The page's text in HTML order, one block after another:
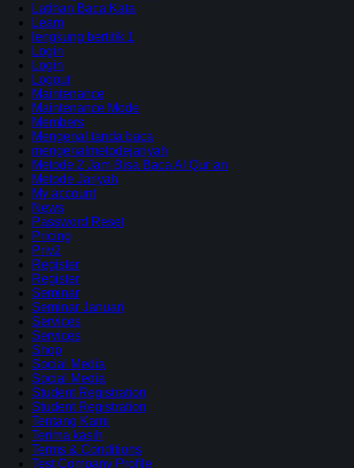
Latihan Baca Kata
Learn
lengkung bertitik 1
Login
Login
Logout
Maintenance
Maintenance Mode
Members
Mengenal tanda baca
mengenalmetodejariyah
Metode 2 Jam Bisa Baca Al Qur’an
Metode Jariyah
My account
News
Password Reset
Pricing
Priv2
Register
Register
Seminar
Seminar Januari
Services
Services
Shop
Social Media
Social Media
Student Registration
Student Registration
Tentang Kami
Terima kasih
Terms & Conditions
Test Company Profile